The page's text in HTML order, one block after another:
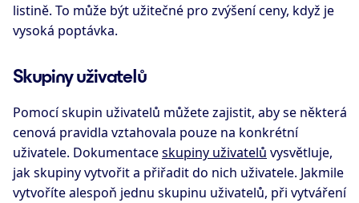
listině. To může být užitečné pro zvýšení ceny, když je
vysoká poptávka.
Skupiny uživatelů
Pomocí skupin uživatelů můžete zajistit, aby se některá
cenová pravidla vztahovala pouze na konkrétní
uživatele. Dokumentaceskupiny uživatelů vysvětluje,
jak skupiny vytvořit a přiřadit do nich uživatele. Jakmile
vytvoříte alespoň jednu skupinu uživatelů, při vytváření